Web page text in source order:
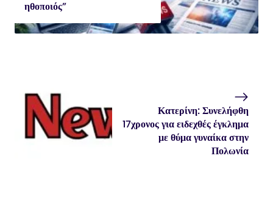
ηθοποιός”
Κατερίνη: Συνελήφθη
17χρονος για ειδεχθές έγκλημα
με θύμα γυναίκα στην
Πολωνία